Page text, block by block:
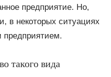
предприятие. Но,
в некоторых ситуациях
предприятием.
такого вида